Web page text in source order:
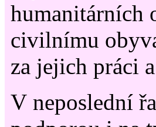
humanitárních
civilnímu
za jejich práci
V neposlední